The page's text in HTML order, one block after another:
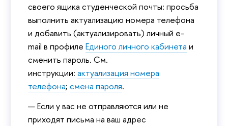
своего ящика студенческой почты: просьба
выполнить актуализацию номера телефона
и добавить (актуализировать) личный e-
mail в профиле Единого личного кабинета и
сменить пароль. См.
инструкции: актуализация номера
телефона; смена пароля.
Если у вас не отправляются или не
приходят письма на ваш адрес